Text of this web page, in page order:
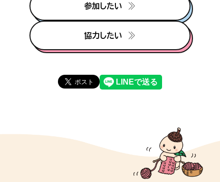
参加したい
協力したい